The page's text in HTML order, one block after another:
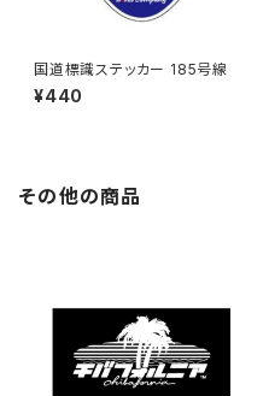
国道標識ステッカー 185号線
¥440
その他の商品